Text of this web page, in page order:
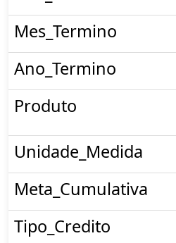
Mes_Termino
Ano_Termino
Produto
Unidade_Medida
Meta_Cumulativa
Tipo_Credito